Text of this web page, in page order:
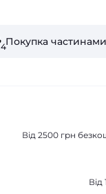
4Покупка частинами
Від 2500 грн
Від